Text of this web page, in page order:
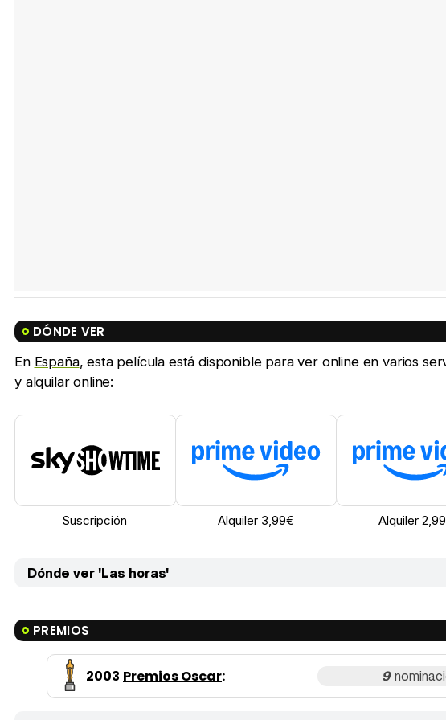
DÓNDE VER
En España, esta película está disponible para ver online en varios
y alquilar online:
Suscripción Alquiler 3,99€ Alquiler
Dónde ver 'Las horas'
PREMIOS
2003 Premios Oscar: 9